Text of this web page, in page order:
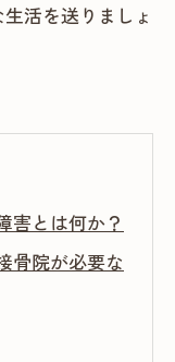
活を送りましょ
害とは何か？
骨院が必要な
復を助けるか